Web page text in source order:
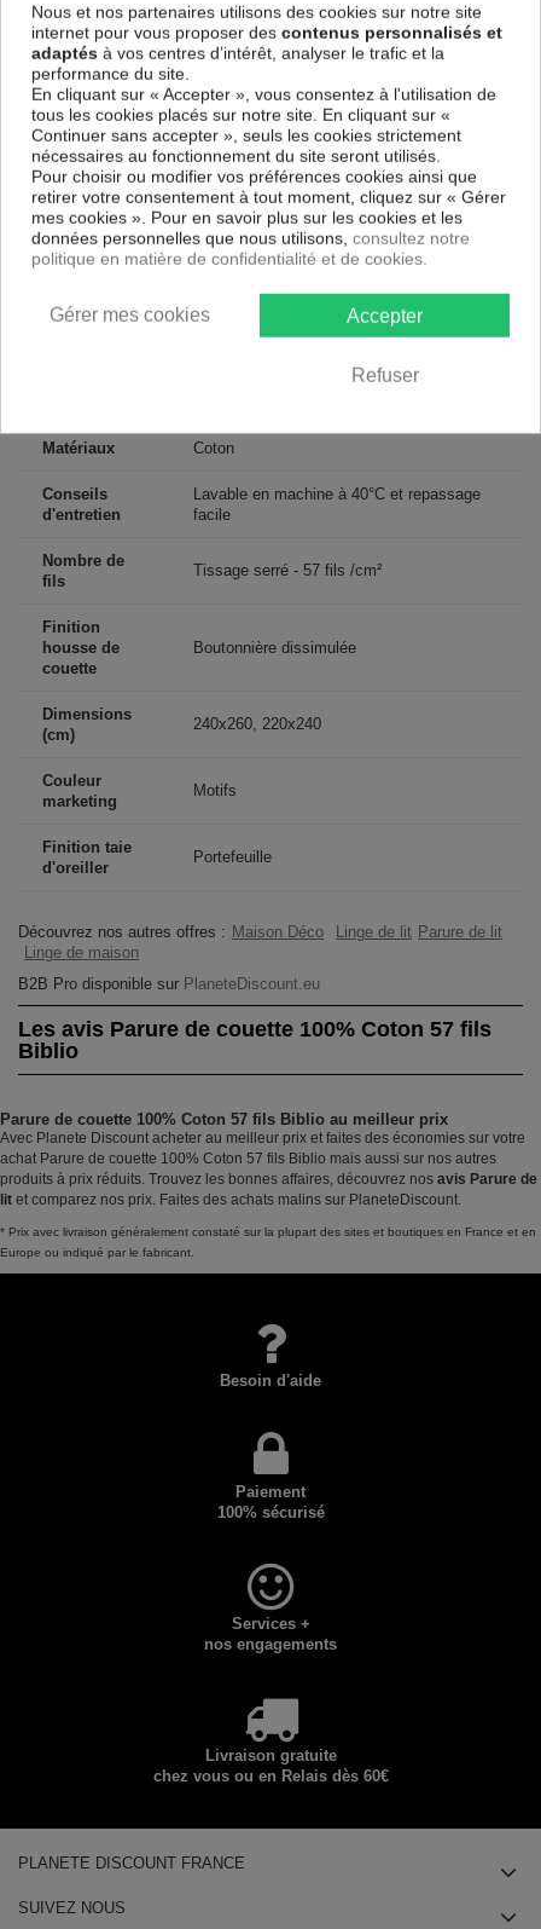
Housse de couette
140 x 200 cm : 1 personne
200 x 200 cm : 1-2 personnes
220 x 240 cm : 2 personnes
240 x 260 cm : 2 personnes
Taie d'oreiller 63 x 63 cm
CONTENU
1 housse de couette imprimée Biblio
Taie d'oreiller imprimée (1 taie pour la taille 140 x 200 cm, 2 taies pour
Matériaux Coton
Conseils
d'entretien
Lavable en machine à 40°C et repassage
facile
Nombre de
fils
Tissage serré - 57 fils /cm²
Finition
housse de
couette
Boutonnière dissimulée
Dimensions
(cm)
240x260, 220x240
Couleur
marketing
Motifs
Finition taie
d'oreiller
Portefeuille
Découvrez nos autres offres : Maison Déco Linge de lit Parure de lit
Linge de maison
B2B Pro disponible sur PlaneteDiscount.eu
Les avis Parure de couette 100% Coton 57 fils
Biblio
Parure de couette 100% Coton 57 fils Biblio au meilleur prix
Avec Planete Discount acheter au meilleur prix et faites des économies sur votre
achat Parure de couette 100% Coton 57 fils Biblio mais aussi sur nos autres
produits à prix réduits. Trouvez les bonnes affaires, découvrez nos avis Parure de
lit et comparez nos prix. Faites des achats malins sur PlaneteDiscount.
* Prix avec livraison généralement constaté sur la plupart des sites et boutiques en France et en
Europe ou indiqué par le fabricant.
Besoin d'aide
Paiement
100% sécurisé
Services +
nos engagements
Livraison gratuite
chez vous ou en Relais dès 60€
PLANETE DISCOUNT FRANCE
SUIVEZ NOUS
Nous et nos partenaires utilisons des cookies sur notre site
internet pour vous proposer des contenus personnalisés et
adaptés à vos centres d’intérêt, analyser le trafic et la
performance du site.
En cliquant sur « Accepter », vous consentez à l'utilisation de
tous les cookies placés sur notre site. En cliquant sur «
Continuer sans accepter », seuls les cookies strictement
nécessaires au fonctionnement du site seront utilisés.
Pour choisir ou modifier vos préférences cookies ainsi que
retirer votre consentement à tout moment, cliquez sur « Gérer
mes cookies ». Pour en savoir plus sur les cookies et les
données personnelles que nous utilisons, consultez notre
politique en matière de confidentialité et de cookies.
Accepter
Refuser
Gérer mes cookies